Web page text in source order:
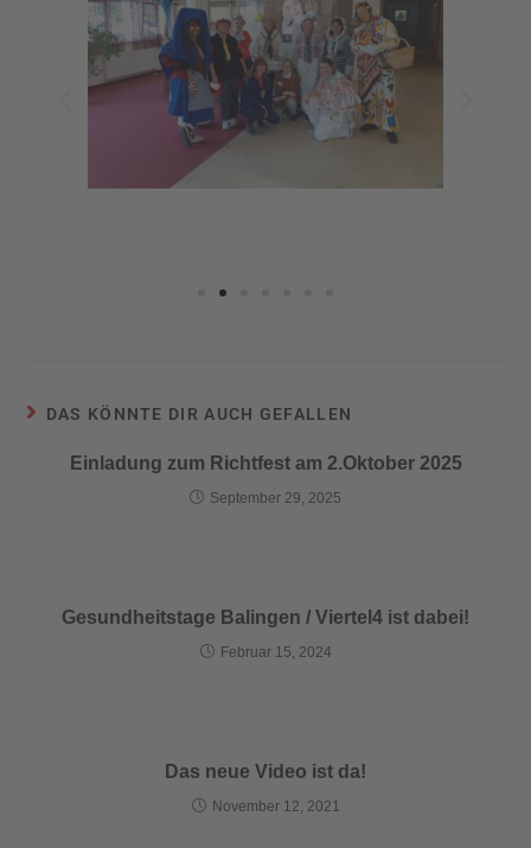
DAS KÖNNTE DIR AUCH GEFALLEN
Einladung zum Richtfest am 2.Oktober 2025
September 29, 2025
Gesundheitstage Balingen / Viertel4 ist dabei!
Februar 15, 2024
Das neue Video ist da!
November 12, 2021